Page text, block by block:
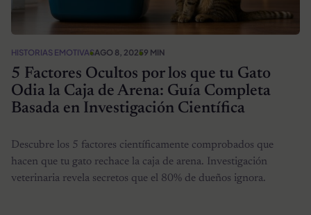
HISTORIAS EMOTIVASAGO 8, 20259 MIN
5 Factores Ocultos por los que tu Gato
Odia la Caja de Arena: Guía Completa
Basada en Investigación Científica
Descubre los 5 factores científicamente comprobados que
hacen que tu gato rechace la caja de arena. Investigación
veterinaria revela secretos que el 80% de dueños ignora.